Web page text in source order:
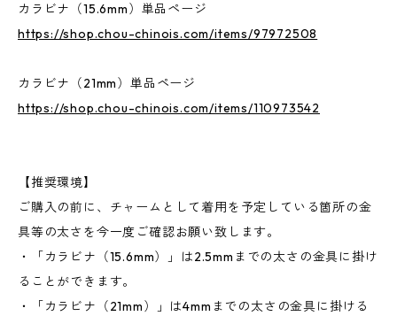
カラビナ（15.6mm）単品ページ
https://shop.chou-chinois.com/items/97972508
カラビナ（21mm）単品ページ
https://shop.chou-chinois.com/items/110973542
【推奨環境】
ご購入の前に、チャームとして着用を予定している箇所の金
具等の太さを今一度ご確認お願い致します。
・「カラビナ（15.6mm）」は2.5mmまでの太さの金具に掛け
ることができます。
・「カラビナ（21mm）」は4mmまでの太さの金具に掛ける